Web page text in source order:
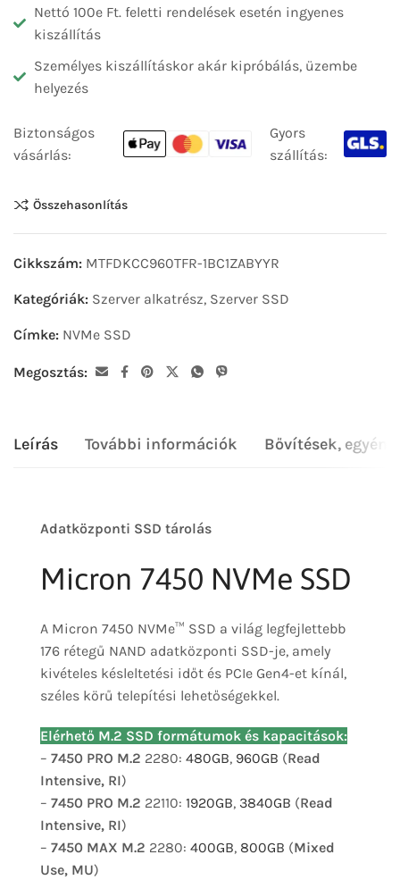
Nettó 100e Ft. feletti rendelések esetén ingyenes
kiszállítás
Személyes kiszállításkor akár kipróbálás, üzembe
helyezés
Biztonságos
vásárlás:
Gyors
szállítás:
Összehasonlítás
Cikkszám: MTFDKCC960TFR-1BC1ZABYYR
Kategóriák: Szerver alkatrész, Szerver SSD
Címke: NVMe SSD
Megosztás:
Leírás További információk Bővítések,
Adatközponti SSD tárolás
Micron 7450 NVMe SSD
A Micron 7450 NVMe™ SSD a világ legfejlettebb
176 rétegű NAND adatközponti SSD-je, amely
kivételes késleltetési időt és PCIe Gen4-et kínál,
széles körű telepítési lehetőségekkel.
Elérhető M.2 SSD formátumok és kapacitások:
– 7450 PRO M.2 2280: 480GB, 960GB (Read
Intensive, RI)
– 7450 PRO M.2 22110: 1920GB, 3840GB (Read
Intensive, RI)
– 7450 MAX M.2 2280: 400GB, 800GB (Mixed
Use, MU)